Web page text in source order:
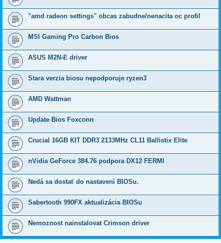
"amd radeon settings" obcas zabudne/nenacita oc profil
MSI Gaming Pro Carbon Bios
ASUS M2N-E driver
Stara verzia biosu nepodporuje ryzen3
AMD Wattman
Update Bios Foxconn
Crucial 16GB KIT DDR3 2133MHz CL11 Ballistix Elite
nVidia GeForce 384.76 podpora DX12 FERMI
Nedá sa dostať do nastavení BIOSu.
Sabertooth 990FX aktualizácia BIOSu
Nemoznost nainstalovat Crimson driver